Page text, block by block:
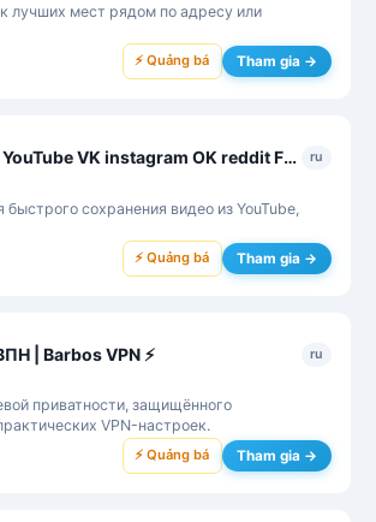
лучших мест рядом по адресу или
⚡ Quảng bá Tham gia →
Скачать YouTube VK instagram OK reddit Fwap Video Saver Bot ru
сохранения видео из YouTube,
⚡ Quảng bá Tham gia →
| Barbos VPN ⚡ ru
приватности, защищённого
VPN-настроек.
⚡ Quảng bá Tham gia →